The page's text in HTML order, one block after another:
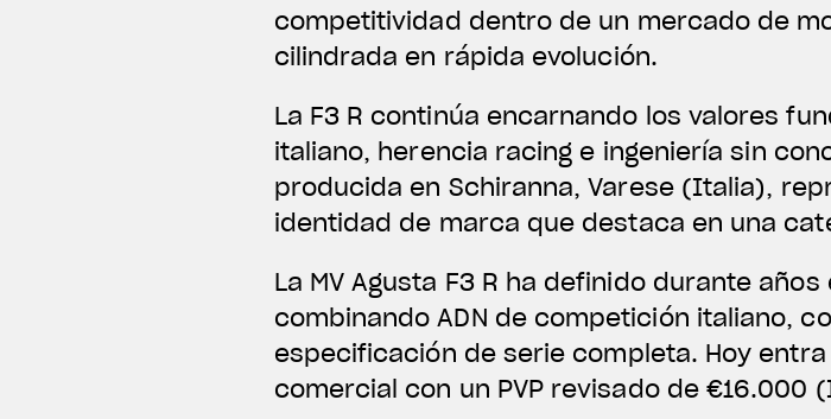
competitividad dentro de un mercado de
cilindrada en rápida evolución.
La F3 R continúa encarnando los valores
italiano, herencia racing e ingeniería sin
producida en Schiranna, Varese (Italia),
identidad de marca que destaca en una
La MV Agusta F3 R ha definido durante
combinando ADN de competición italiano,
especificación de serie completa. Hoy
comercial con un PVP revisado de €16.000